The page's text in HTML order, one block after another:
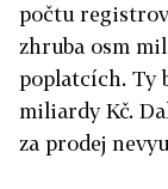
počtu
zhruba osm
poplatcích. Ty
miliardy Kč.
za prodej